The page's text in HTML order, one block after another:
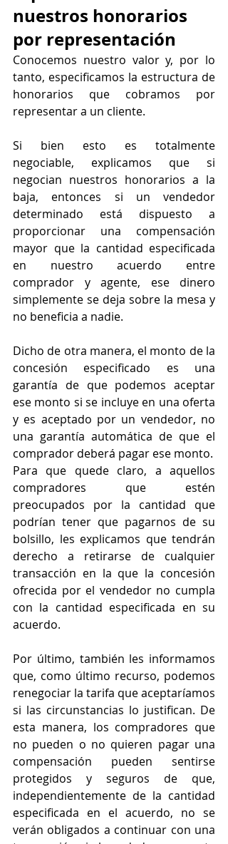
nuestros honorarios
por representación
Conocemos nuestro valor y, por lo
tanto, especificamos la estructura de
honorarios que cobramos por
representar a un cliente.
Si bien esto es totalmente
negociable, explicamos que si
negocian nuestros honorarios a la
baja, entonces si un vendedor
determinado está dispuesto a
proporcionar una compensación
mayor que la cantidad especificada
en nuestro acuerdo entre
comprador y agente, ese dinero
simplemente se deja sobre la mesa y
no beneficia a nadie.
Dicho de otra manera, el monto de la
concesión especificado es una
garantía de que podemos aceptar
ese monto si se incluye en una oferta
y es aceptado por un vendedor, no
una garantía automática de que el
comprador deberá pagar ese monto.
Para que quede claro, a aquellos
compradores que estén
preocupados por la cantidad que
podrían tener que pagarnos de su
bolsillo, les explicamos que tendrán
derecho a retirarse de cualquier
transacción en la que la concesión
ofrecida por el vendedor no cumpla
con la cantidad especificada en su
acuerdo.
Por último, también les informamos
que, como último recurso, podemos
renegociar la tarifa que aceptaríamos
si las circunstancias lo justifican. De
esta manera, los compradores que
no pueden o no quieren pagar una
compensación pueden sentirse
protegidos y seguros de que,
independientemente de la cantidad
especificada en el acuerdo, no se
verán obligados a continuar con una